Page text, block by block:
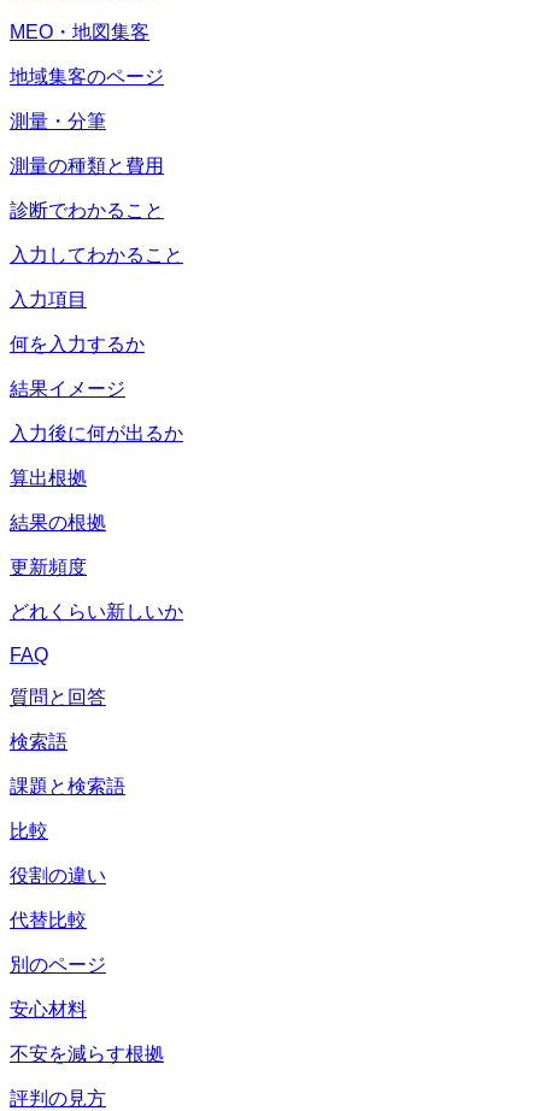
MEO・地図集客
地域集客のページ
測量・分筆
測量の種類と費用
診断でわかること
入力してわかること
入力項目
何を入力するか
結果イメージ
入力後に何が出るか
算出根拠
結果の根拠
更新頻度
どれくらい新しいか
FAQ
質問と回答
検索語
課題と検索語
比較
役割の違い
代替比較
別のページ
安心材料
不安を減らす根拠
評判の見方